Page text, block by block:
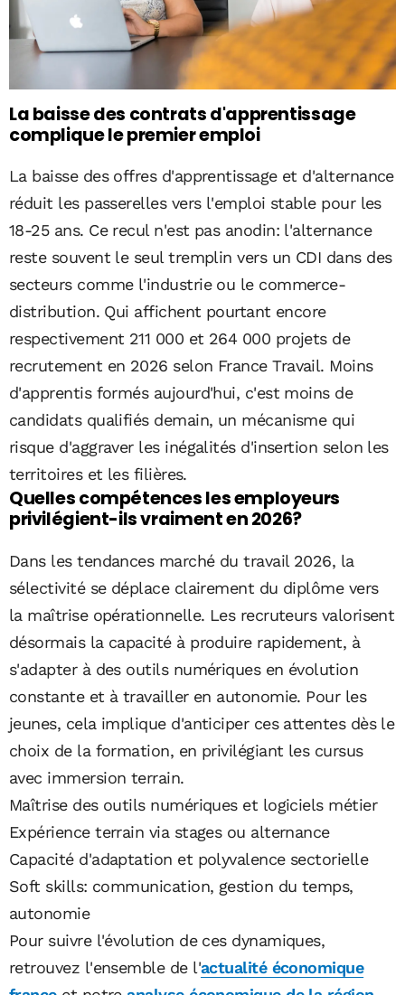
La baisse des contrats d'apprentissage
complique le premier emploi
La baisse des offres d'apprentissage et d'alternance
réduit les passerelles vers l'emploi stable pour les
18-25 ans. Ce recul n'est pas anodin: l'alternance
reste souvent le seul tremplin vers un CDI dans des
secteurs comme l'industrie ou le commerce-
distribution. Qui affichent pourtant encore
respectivement 211 000 et 264 000 projets de
recrutement en 2026 selon France Travail. Moins
d'apprentis formés aujourd'hui, c'est moins de
candidats qualifiés demain, un mécanisme qui
risque d'aggraver les inégalités d'insertion selon les
territoires et les filières.
Quelles compétences les employeurs
privilégient-ils vraiment en 2026?
Dans les tendances marché du travail 2026, la
sélectivité se déplace clairement du diplôme vers
la maîtrise opérationnelle. Les recruteurs valorisent
désormais la capacité à produire rapidement, à
s'adapter à des outils numériques en évolution
constante et à travailler en autonomie. Pour les
jeunes, cela implique d'anticiper ces attentes dès le
choix de la formation, en privilégiant les cursus
avec immersion terrain.
Maîtrise des outils numériques et logiciels métier
Expérience terrain via stages ou alternance
Capacité d'adaptation et polyvalence sectorielle
Soft skills: communication, gestion du temps,
autonomie
Pour suivre l'évolution de ces dynamiques,
retrouvez l'ensemble de l'actualité économique